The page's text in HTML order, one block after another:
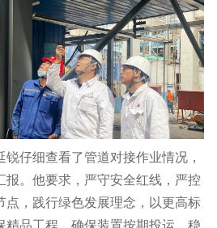
仔细查看了管道对接作业情况，
报。他要求，严守安全红线，严控
点，践行绿色发展理念，以更高标